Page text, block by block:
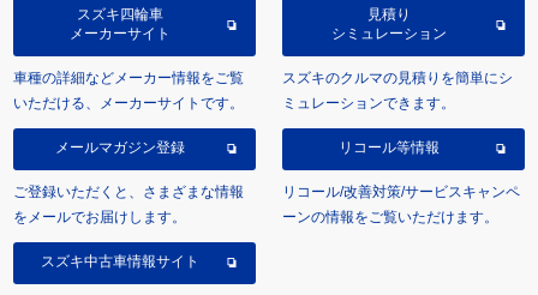
スズキ四輪車
メーカーサイト
車種の詳細などメーカー情報をご覧
いただける、メーカーサイトです。
見積り
シミュレーション
スズキのクルマの見積りを簡単にシ
ミュレーションできます。
メールマガジン登録
ご登録いただくと、さまざまな情報
をメールでお届けします。
リコール等情報
リコール/改善対策/サービスキャンペ
ーンの情報をご覧いただけます。
スズキ中古車情報サイト